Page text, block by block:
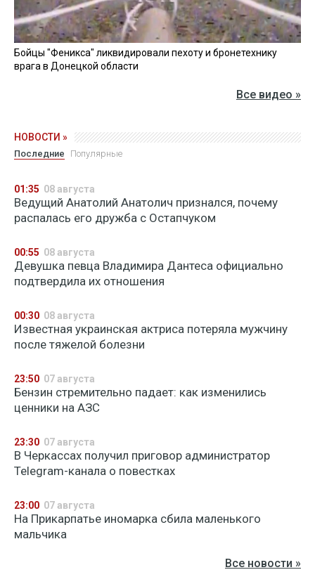
Бойцы "Феникса" ликвидировали пехоту и бронетехнику
врага в Донецкой области
Все видео »
НОВОСТИ »
Последние Популярные
01:35 08 августа
Ведущий Анатолий Анатолич признался, почему
распалась его дружба с Остапчуком
00:55 08 августа
Девушка певца Владимира Дантеса официально
подтвердила их отношения
00:30 08 августа
Известная украинская актриса потеряла мужчину
после тяжелой болезни
23:50 07 августа
Бензин стремительно падает: как изменились
ценники на АЗС
23:30 07 августа
В Черкассах получил приговор администратор
Telegram-канала о повестках
23:00 07 августа
На Прикарпатье иномарка сбила маленького
мальчика
Все новости »